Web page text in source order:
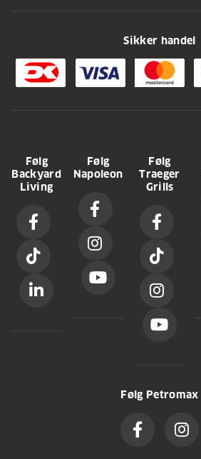
Sikker handel
Følg
Backyard
Living
Følg
Napoleon
Følg
Traeger
Grills
Følg Petromax